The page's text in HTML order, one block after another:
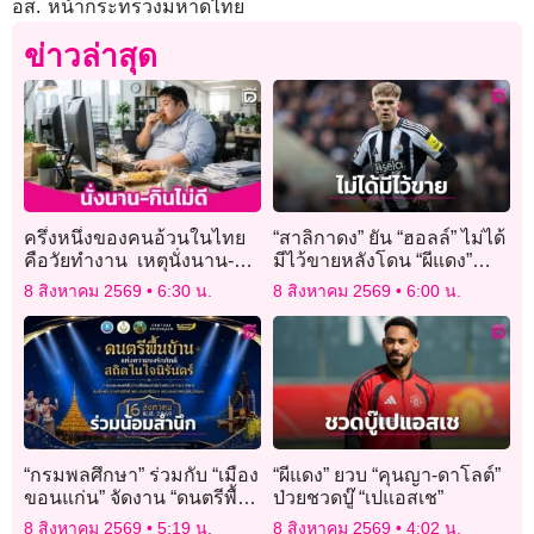
อส. หน้ากระทรวงมหาดไทย
ข่าวล่าสุด
ครึ่งหนึ่งของคนอ้วนในไทย
คือวัยทำงาน เหตุนั่งนาน-กิน
ไม่ดี
8 สิงหาคม 2569 6:30 น.
“สาลิกาดง” ยัน “ฮอลล์” ไม่ได้
มีไว้ขายหลังโดน “ผีแดง”
ตามจีบ
8 สิงหาคม 2569 6:00 น.
“กรมพลศึกษา” ร่วมกับ “เมือง
ขอนแก่น” จัดงาน “ดนตรีพื้น
บ้านแห่งความจงรักภักดี
8 สิงหาคม 2569 5:19 น.
“ผีแดง” ยวบ “คุนญา-ดาโลต์”
ป่วยชวดบู๊ “เปแอสเช”
8 สิงหาคม 2569 4:02 น.